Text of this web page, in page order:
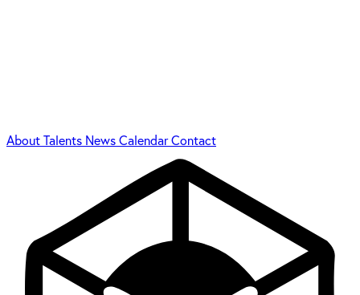
AboutTalents NewsCalendarContact